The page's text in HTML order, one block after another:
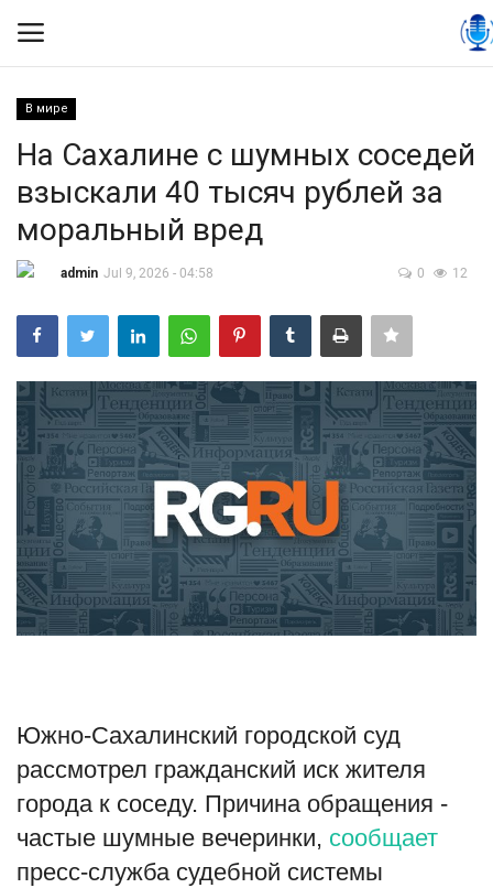
Контакты
Правила размещения
Экономика
Технологии
Спорт
Туризм
Недвижимость
Шоу-бизнес
В мире
В мире
На Сахалине с шумных соседей
взыскали 40 тысяч рублей за
моральный вред
admin Jul 9, 2026 - 04:58 0 12
Южно-Сахалинский городской суд
рассмотрел гражданский иск жителя
города к соседу. Причина обращения -
частые шумные вечеринки, сообщает
пресс-служба судебной системы